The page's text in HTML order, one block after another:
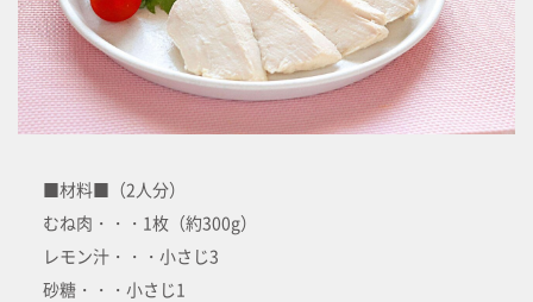
■材料■（2人分）
むね肉・・・1枚（約300g）
レモン汁・・・小さじ3
砂糖・・・小さじ1